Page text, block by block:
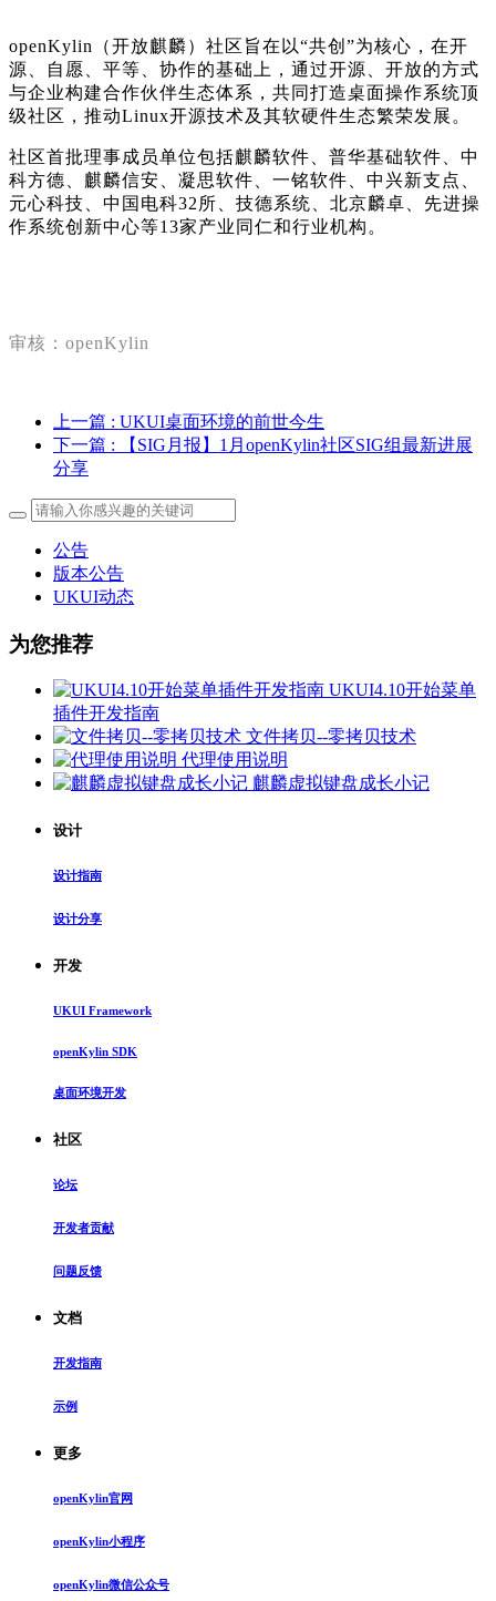
openKylin（开放麒麟）社区旨在以“共创”为核心，在开
源、自愿、平等、协作的基础上，通过开源、开放的方式
与企业构建合作伙伴生态体系，共同打造桌面操作系统顶
级社区，推动Linux开源技术及其软硬件生态繁荣发展。
社区首批理事成员单位包括麒麟软件、普华基础软件、中
科方德、麒麟信安、凝思软件、一铭软件、中兴新支点、
元心科技、中国电科32所、技德系统、北京麟卓、先进操
作系统创新中心等13家产业同仁和行业机构。
审核：openKylin
上一篇 : UKUI桌面环境的前世今生
下一篇 : 【SIG月报】1月openKylin社区SIG组最新进展
分享
公告
版本公告
UKUI动态
为您推荐
UKUI4.10开始菜单
插件开发指南
文件拷贝--零拷贝技术
代理使用说明
麒麟虚拟键盘成长小记
设计
设计指南
设计分享
开发
UKUI Framework
openKylin SDK
桌面环境开发
社区
论坛
开发者贡献
问题反馈
文档
开发指南
示例
更多
openKylin官网
openKylin小程序
openKylin微信公众号